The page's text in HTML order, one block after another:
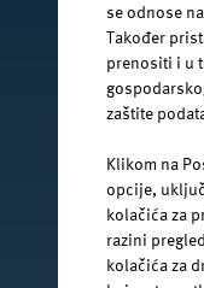
se odnose
Također
prenositi i u
zaštite
Klikom na
opcije,
kolačića za
razini
kolačića za